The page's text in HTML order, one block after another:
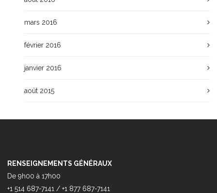
mars 2016
février 2016
janvier 2016
août 2015
RENSEIGNEMENTS GÉNÉRAUX
De 9h00 à 17h00
+1 514 687-7141 / +1 877 687-7141